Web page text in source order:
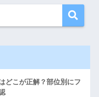
どこが正解？部位別にフ